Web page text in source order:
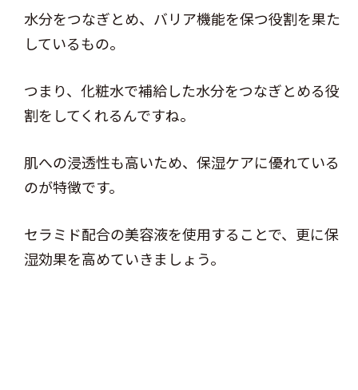
水分をつなぎとめ、バリア機能を保つ役割を果た
しているもの。
つまり、化粧水で補給した水分をつなぎとめる役
割をしてくれるんですね。
肌への浸透性も高いため、保湿ケアに優れている
のが特徴です。
セラミド配合の美容液を使用することで、更に保
湿効果を高めていきましょう。